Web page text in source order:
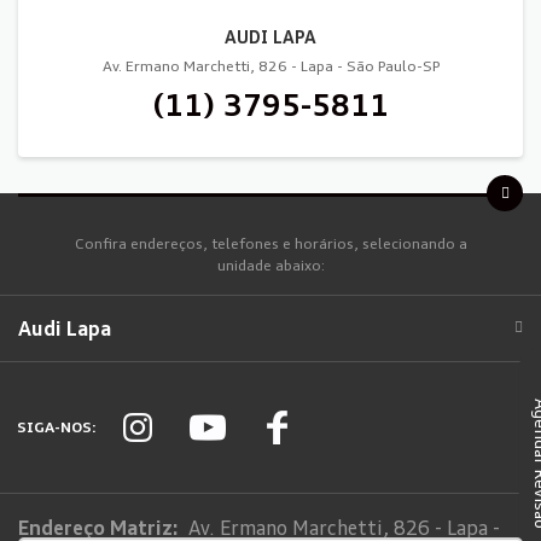
AUDI LAPA
Av. Ermano Marchetti, 826 - Lapa - São Paulo-SP
(11) 3795-5811
Confira endereços, telefones e horários, selecionando a
unidade abaixo:
Audi Lapa
SIGA-NOS:
Endereço Matriz: Av. Ermano Marchetti, 826 - Lapa -